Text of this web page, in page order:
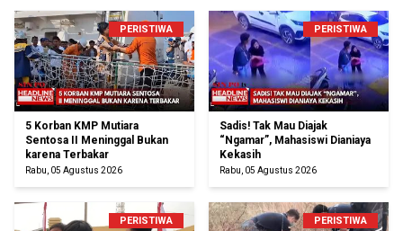
PERISTIWA
5 Korban KMP Mutiara
Sentosa II Meninggal Bukan
karena Terbakar
Rabu, 05 Agustus 2026
PERISTIWA
Sadis! Tak Mau Diajak
“Ngamar”, Mahasiswi Dianiaya
Kekasih
Rabu, 05 Agustus 2026
PERISTIWA PERISTIWA